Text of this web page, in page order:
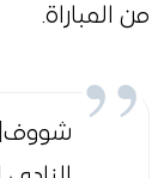
من المباراة.
شووف|